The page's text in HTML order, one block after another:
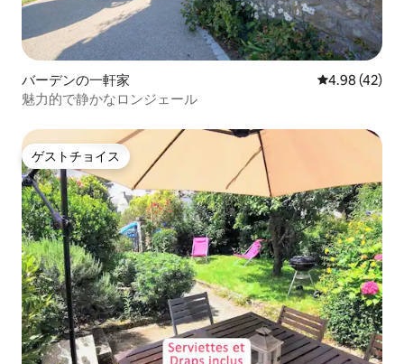
バーデンの一軒家 レビュー42
4.98 (42)
魅力的で静かなロンジェール
ゲストチョイス
ゲストチョイス